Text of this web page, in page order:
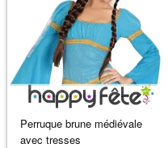
Perruque brune médiévale
avec tresses